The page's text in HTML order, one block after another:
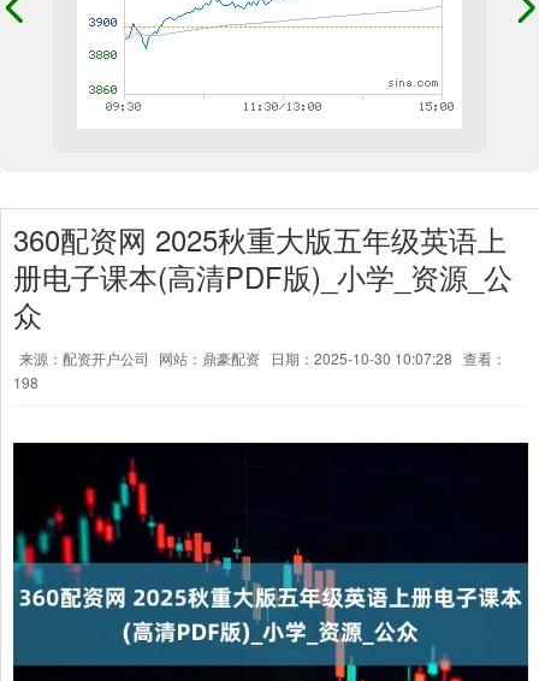
360配资网 2025秋重大版五年级英语上
册电子课本(高清PDF版)_小学_资源_公
众
来源：配资开户公司 网站：鼎豪配资 日期：2025-10-30 10:07:28 查看：
198